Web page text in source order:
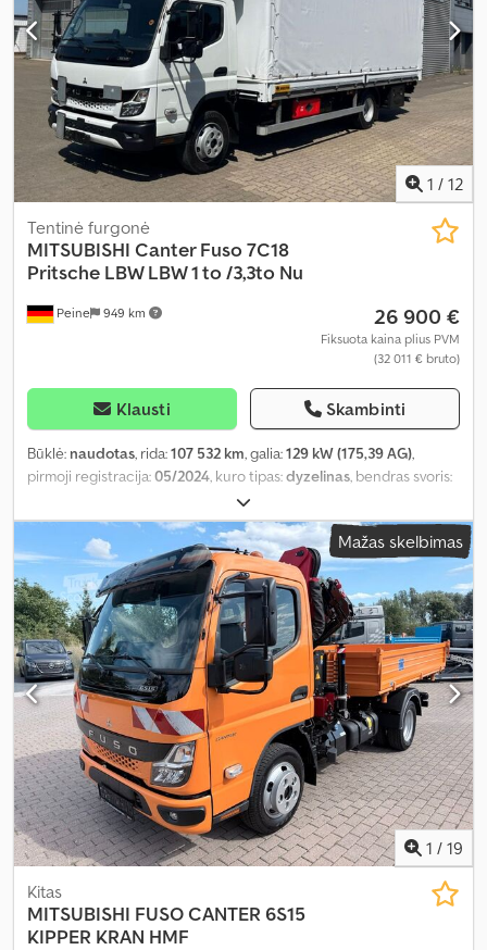
1 / 12
Peine 949 km
Tentinė furgonė
MITSUBISHI Canter Fuso 7C18
Pritsche LBW LBW 1 to /3,3to Nu
26 900 €
Fiksuota kaina plius PVM
(32 011 € bruto)
Klausti Skambinti
Būklė: naudotas, rida:107 532 km, galia:129 kW (175,39 AG),
pirmoji registracija:05/2024, kuro tipas:dyzelinas, bendras svoris:
, pavaros tipas:
Euro 6, sėdimų vietų skaičius:3, krovinio erdvės tūris:36 m³,
krovimo vietos ilgis:
6 100 mm, krovinių skyriaus plotis:2 460 mm,
krovos erdvės aukštis:2 450 mm, Įranga:ABS, centrinis užraktas,
oro kondicionavimas
Mažas skelbimas
1 / 19
Kitas
MITSUBISHI FUSO CANTER 6S15
KIPPER KRAN HMF